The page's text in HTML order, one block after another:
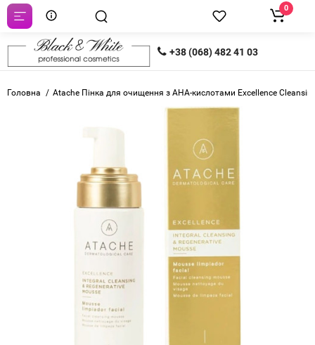
+38 (068) 482 41 03
0
Головна Atache Пінка для очищення з АНА-кислотами Excellence